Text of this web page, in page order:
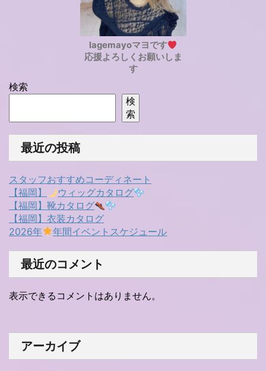
lagemayoマヨです
応援よろしくお願いしま
す
検索
検
索
最近の投稿
スタッフおすすめコーディネート
【福岡】
ウィッグカタログ
【福岡】靴カタログ
【福岡】衣装カタログ
2026年
年間イベントスケジュール
最近のコメント
表示できるコメントはありません。
アーカイブ